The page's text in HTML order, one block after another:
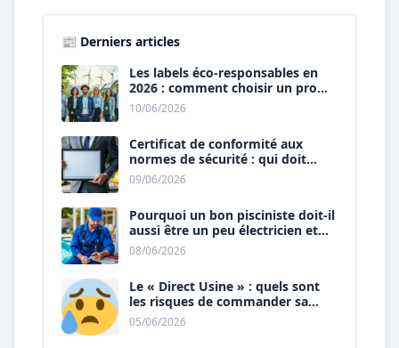
📰 Derniers articles
Les labels éco-responsables en
2026 : comment choisir un pro
« vert » ?
10/06/2026
Certificat de conformité aux
normes de sécurité : qui doit
vous le délivrer ?
09/06/2026
Pourquoi un bon pisciniste doit-il
aussi être un peu électricien et
plombier ?
08/06/2026
Le « Direct Usine » : quels sont
les risques de commander sa
piscine sans installateur ?
05/06/2026